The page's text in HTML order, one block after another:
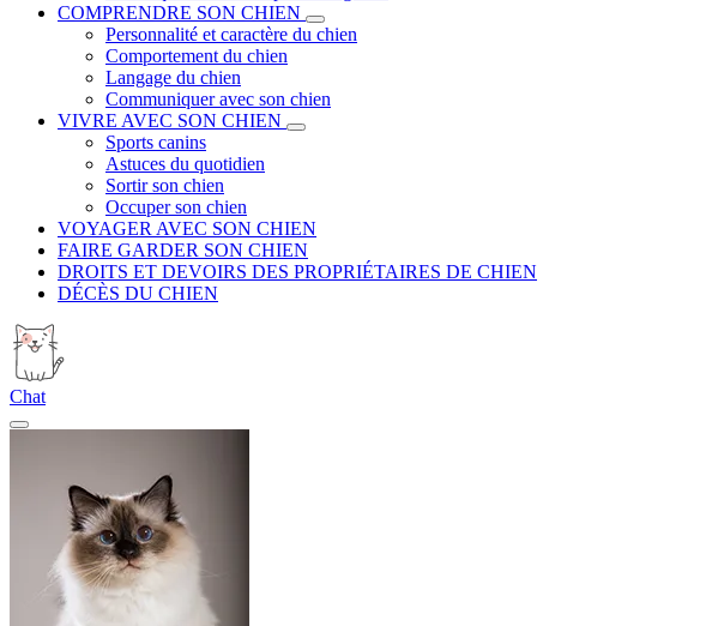
COMPRENDRE SON CHIEN
Personnalité et caractère du chien
Comportement du chien
Langage du chien
Communiquer avec son chien
VIVRE AVEC SON CHIEN
Sports canins
Astuces du quotidien
Sortir son chien
Occuper son chien
VOYAGER AVEC SON CHIEN
FAIRE GARDER SON CHIEN
DROITS ET DEVOIRS DES PROPRIÉTAIRES DE CHIEN
DÉCÈS DU CHIEN
Chat